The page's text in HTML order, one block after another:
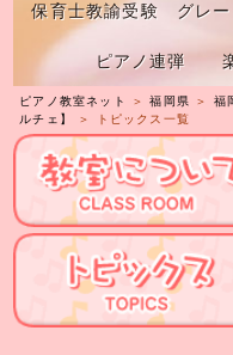
保育士教諭受験 グレ
ピアノ連弾 楽
ピアノ教室ネット ＞福岡県 ＞ 福
ルチェ】
＞ トピックス一覧